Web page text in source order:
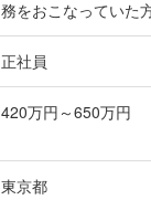
務をおこなっていた
正社員
420万円～650万円
東京都